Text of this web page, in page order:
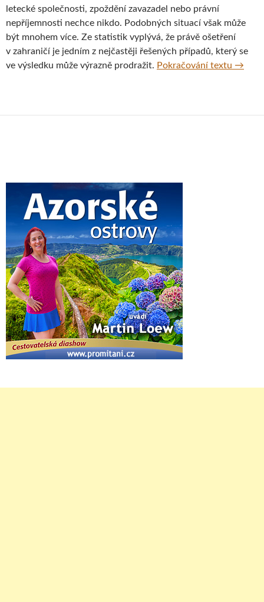
letecké společnosti, zpoždění zavazadel nebo právní
nepříjemnosti nechce nikdo. Podobných situací však může
být mnohem více. Ze statistik vyplývá, že právě ošetření
v zahraničí je jedním z nejčastěji řešených případů, který se
ve výsledku může výrazně prodražit. Pokračování textu Má
→